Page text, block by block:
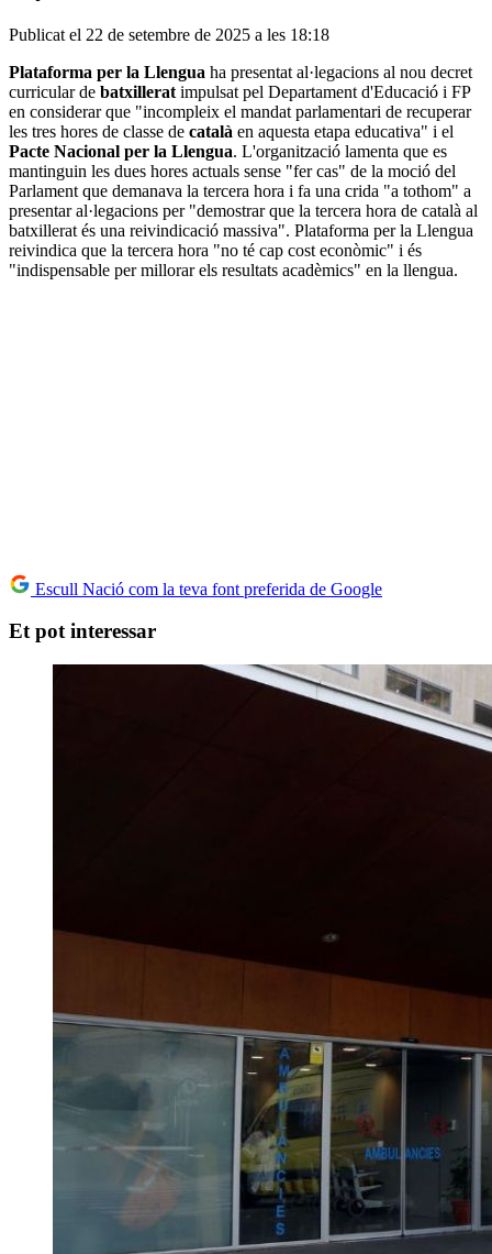
Publicat el 22 de setembre de 2025 a les 18:18
Plataforma per la Llengua ha presentat al·legacions al nou decret
curricular de batxillerat impulsat pel Departament d'Educació i FP
en considerar que "incompleix el mandat parlamentari de recuperar
les tres hores de classe de català en aquesta etapa educativa" i el
Pacte Nacional per la Llengua. L'organització lamenta que es
mantinguin les dues hores actuals sense "fer cas" de la moció del
Parlament que demanava la tercera hora i fa una crida "a tothom" a
presentar al·legacions per "demostrar que la tercera hora de català al
batxillerat és una reivindicació massiva". Plataforma per la Llengua
reivindica que la tercera hora "no té cap cost econòmic" i és
"indispensable per millorar els resultats acadèmics" en la llengua.
Escull Nació com la teva font preferida de Google
Et pot interessar